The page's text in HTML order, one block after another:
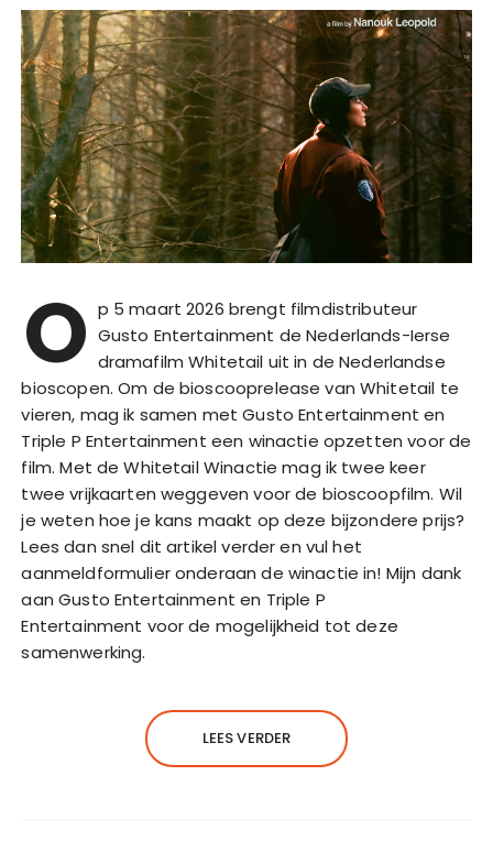
O p 5 maart 2026 brengt filmdistributeur
Gusto Entertainment de Nederlands-Ierse
dramafilm Whitetail uit in de Nederlandse
bioscopen. Om de bioscooprelease van Whitetail te
vieren, mag ik samen met Gusto Entertainment en
Triple P Entertainment een winactie opzetten voor de
film. Met de Whitetail Winactie mag ik twee keer
twee vrijkaarten weggeven voor de bioscoopfilm. Wil
je weten hoe je kans maakt op deze bijzondere prijs?
Lees dan snel dit artikel verder en vul het
aanmeldformulier onderaan de winactie in! Mijn dank
aan Gusto Entertainment en Triple P
Entertainment voor de mogelijkheid tot deze
samenwerking.
LEES VERDER